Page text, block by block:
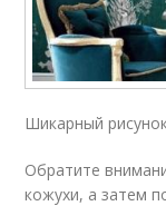
Шикарный
Обратите
кожухи, а затем